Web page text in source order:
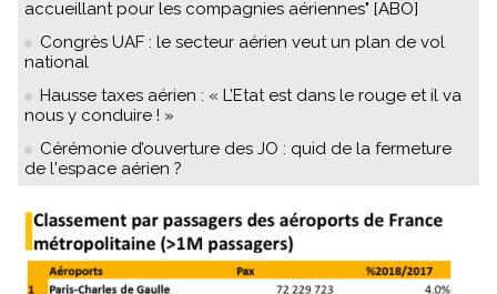
accueillant pour les compagnies aériennes" [ABO]
Congrès UAF : le secteur aérien veut un plan de vol
national
Hausse taxes aérien : « L’Etat est dans le rouge et il va
nous y conduire ! »
Cérémonie d’ouverture des JO : quid de la fermeture
de l'espace aérien ?